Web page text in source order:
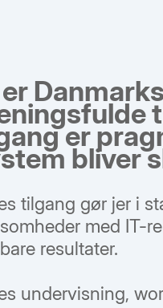
er
bliver
tilgang gør jer i
med IT-
resultater.
undervisning,